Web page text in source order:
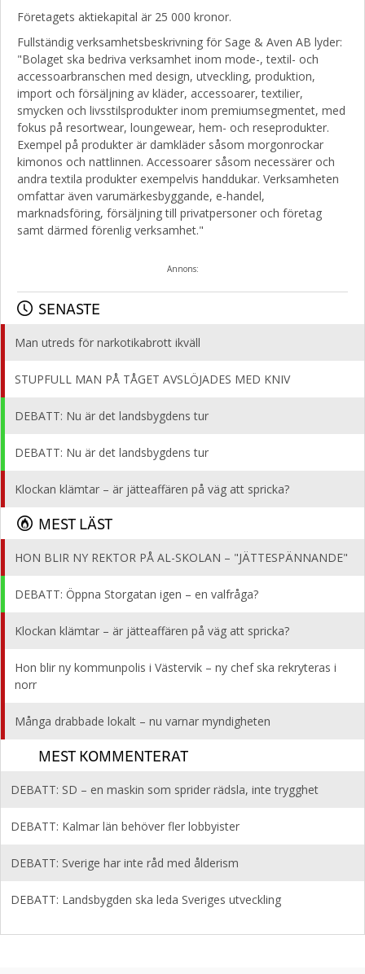
Företagets aktiekapital är 25 000 kronor.
Fullständig verksamhetsbeskrivning för Sage & Aven AB lyder:
"Bolaget ska bedriva verksamhet inom mode-, textil- och
accessoarbranschen med design, utveckling, produktion,
import och försäljning av kläder, accessoarer, textilier,
smycken och livsstilsprodukter inom premiumsegmentet, med
fokus på resortwear, loungewear, hem- och reseprodukter.
Exempel på produkter är damkläder såsom morgonrockar
kimonos och nattlinnen. Accessoarer såsom necessärer och
andra textila produkter exempelvis handdukar. Verksamheten
omfattar även varumärkesbyggande, e-handel,
marknadsföring, försäljning till privatpersoner och företag
samt därmed förenlig verksamhet."
Annons:
SENASTE
Man utreds för narkotikabrott ikväll
STUPFULL MAN PÅ TÅGET AVSLÖJADES MED KNIV
DEBATT: Nu är det landsbygdens tur
DEBATT: Nu är det landsbygdens tur
Klockan klämtar – är jätteaffären på väg att spricka?
MEST LÄST
HON BLIR NY REKTOR PÅ AL-SKOLAN – "JÄTTESPÄNNANDE"
DEBATT: Öppna Storgatan igen – en valfråga?
Klockan klämtar – är jätteaffären på väg att spricka?
Hon blir ny kommunpolis i Västervik – ny chef ska rekryteras i
norr
Många drabbade lokalt – nu varnar myndigheten
MEST KOMMENTERAT
DEBATT: SD – en maskin som sprider rädsla, inte trygghet
DEBATT: Kalmar län behöver fler lobbyister
DEBATT: Sverige har inte råd med ålderism
DEBATT: Landsbygden ska leda Sveriges utveckling